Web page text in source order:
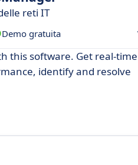
reti IT
Demo gratuita
this software. Get real-time
identify and resolve